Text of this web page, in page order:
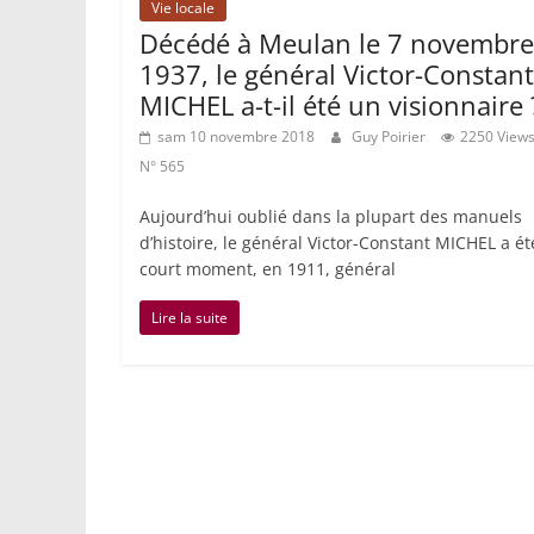
Vie locale
Décédé à Meulan le 7 novembre
1937, le général Victor-Constant
MICHEL a-t-il été un visionnaire
sam 10 novembre 2018 Guy Poirier
2250 Views
N° 565
Aujourd’hui oublié dans la plupart des manuels
d’histoire, le général Victor-Constant MICHEL a
court moment, en 1911, général
Lire la suite